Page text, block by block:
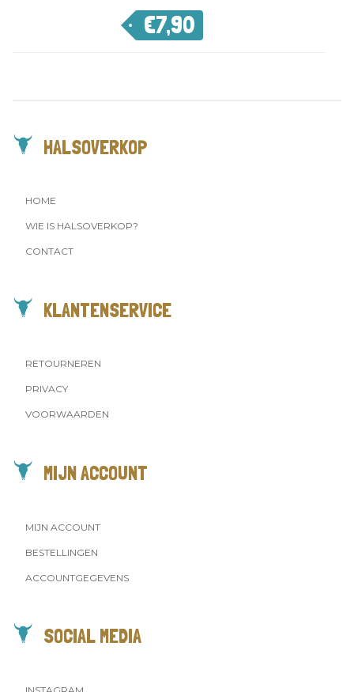
€7,90
HALSOVERKOP
HOME
WIE IS HALSOVERKOP?
CONTACT
KLANTENSERVICE
RETOURNEREN
PRIVACY
VOORWAARDEN
MIJN ACCOUNT
MIJN ACCOUNT
BESTELLINGEN
ACCOUNTGEGEVENS
SOCIAL MEDIA